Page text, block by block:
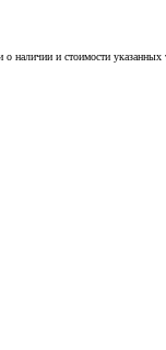
и стоимости указанных